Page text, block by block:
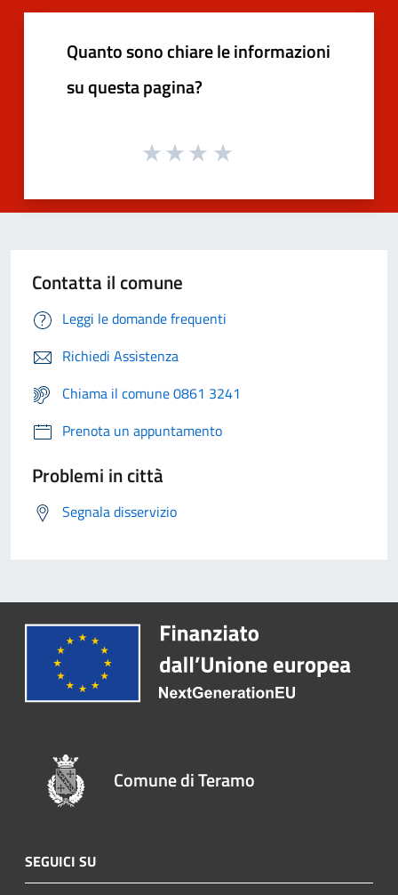
Quanto sono chiare le informazioni
su questa pagina?
Contatta il comune
Leggi le domande frequenti
Richiedi Assistenza
Chiama il comune 0861 3241
Prenota un appuntamento
Problemi in città
Segnala disservizio
Comune di Teramo
SEGUICI SU